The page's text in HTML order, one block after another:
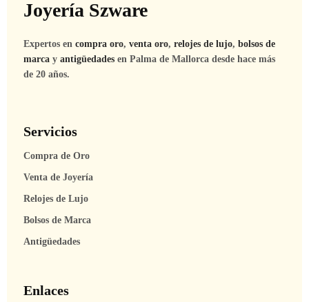
Joyería Szware
Expertos en compra oro, venta oro, relojes de lujo, bolsos de
marca y antigüedades en Palma de Mallorca desde hace más
de 20 años.
Servicios
Compra de Oro
Venta de Joyería
Relojes de Lujo
Bolsos de Marca
Antigüedades
Enlaces